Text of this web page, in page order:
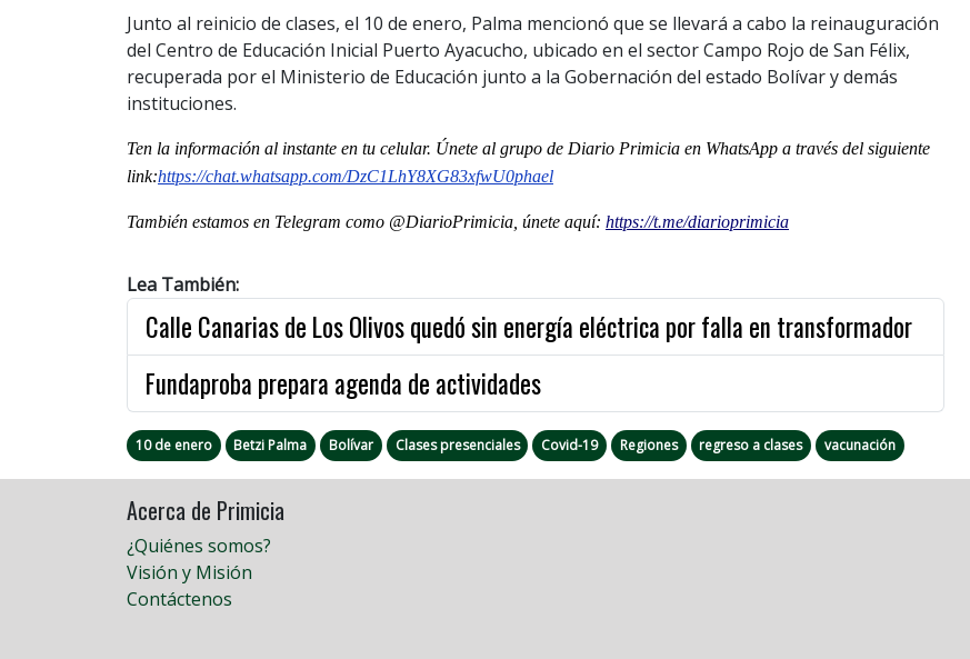
Junto al reinicio de clases, el 10 de enero, Palma mencionó que se llevará a cabo la reinauguración
del Centro de Educación Inicial Puerto Ayacucho, ubicado en el sector Campo Rojo de San Félix,
recuperada por el Ministerio de Educación junto a la Gobernación del estado Bolívar y demás
instituciones.
Ten la información al instante en tu celular. Únete al grupo de Diario Primicia en WhatsApp a través del siguiente
link:https://chat.whatsapp.com/DzC1LhY8XG83xfwU0phael
También estamos en Telegram como @DiarioPrimicia, únete aquí: https://t.me/diarioprimicia
Lea También:
Calle Canarias de Los Olivos quedó sin energía eléctrica por falla en transformador
Fundaproba prepara agenda de actividades
10 de enero Betzi Palma Bolívar Clases presenciales Covid-19 Regiones regreso a clases vacunación
Acerca de Primicia
¿Quiénes somos?
Visión y Misión
Contáctenos